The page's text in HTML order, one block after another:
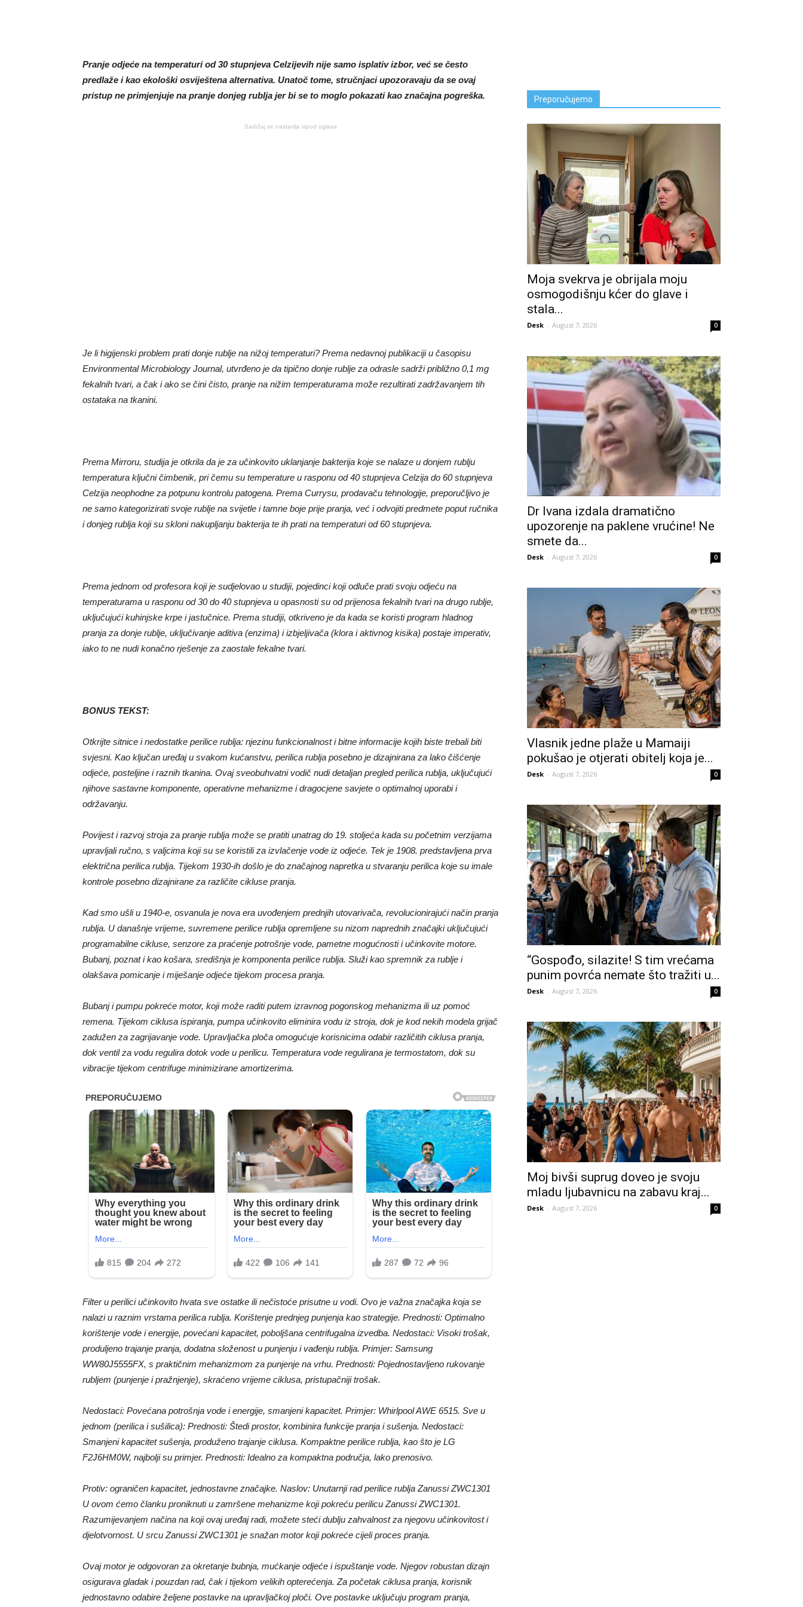
Pranje odjeće na temperaturi od 30 stupnjeva Celzijevih nije samo isplativ izbor, već se često
predlaže i kao ekološki osviještena alternativa. Unatoč tome, stručnjaci upozoravaju da se ovaj
pristup ne primjenjuje na pranje donjeg rublja jer bi se to moglo pokazati kao značajna pogreška.
Sadržaj se nastavlja ispod oglasa
Je li higijenski problem prati donje rublje na nižoj temperaturi? Prema nedavnoj publikaciji u časopisu
Environmental Microbiology Journal, utvrđeno je da tipično donje rublje za odrasle sadrži približno 0,1 mg
fekalnih tvari, a čak i ako se čini čisto, pranje na nižim temperaturama može rezultirati zadržavanjem tih
ostataka na tkanini.
Prema Mirroru, studija je otkrila da je za učinkovito uklanjanje bakterija koje se nalaze u donjem rublju
temperatura ključni čimbenik, pri čemu su temperature u rasponu od 40 stupnjeva Celzija do 60 stupnjeva
Celzija neophodne za potpunu kontrolu patogena. Prema Currysu, prodavaču tehnologije, preporučljivo je
ne samo kategorizirati svoje rublje na svijetle i tamne boje prije pranja, već i odvojiti predmete poput ručnika
i donjeg rublja koji su skloni nakupljanju bakterija te ih prati na temperaturi od 60 stupnjeva.
Prema jednom od profesora koji je sudjelovao u studiji, pojedinci koji odluče prati svoju odjeću na
temperaturama u rasponu od 30 do 40 stupnjeva u opasnosti su od prijenosa fekalnih tvari na drugo rublje,
uključujući kuhinjske krpe i jastučnice. Prema studiji, otkriveno je da kada se koristi program hladnog
pranja za donje rublje, uključivanje aditiva (enzima) i izbjeljivača (klora i aktivnog kisika) postaje imperativ,
iako to ne nudi konačno rješenje za zaostale fekalne tvari.
BONUS TEKST:
Otkrijte sitnice i nedostatke perilice rublja: njezinu funkcionalnost i bitne informacije kojih biste trebali biti
svjesni. Kao ključan uređaj u svakom kućanstvu, perilica rublja posebno je dizajnirana za lako čišćenje
odjeće, posteljine i raznih tkanina. Ovaj sveobuhvatni vodič nudi detaljan pregled perilica rublja, uključujući
njihove sastavne komponente, operativne mehanizme i dragocjene savjete o optimalnoj uporabi i
održavanju.
Povijest i razvoj stroja za pranje rublja može se pratiti unatrag do 19. stoljeća kada su početnim verzijama
upravljali ručno, s valjcima koji su se koristili za izvlačenje vode iz odjeće. Tek je 1908. predstavljena prva
električna perilica rublja. Tijekom 1930-ih došlo je do značajnog napretka u stvaranju perilica koje su imale
kontrole posebno dizajnirane za različite cikluse pranja.
Kad smo ušli u 1940-e, osvanula je nova era uvođenjem prednjih utovarivača, revolucionirajući način pranja
rublja. U današnje vrijeme, suvremene perilice rublja opremljene su nizom naprednih značajki uključujući
programabilne cikluse, senzore za praćenje potrošnje vode, pametne mogućnosti i učinkovite motore.
Bubanj, poznat i kao košara, središnja je komponenta perilice rublja. Služi kao spremnik za rublje i
olakšava pomicanje i miješanje odjeće tijekom procesa pranja.
Bubanj i pumpu pokreće motor, koji može raditi putem izravnog pogonskog mehanizma ili uz pomoć
remena. Tijekom ciklusa ispiranja, pumpa učinkovito eliminira vodu iz stroja, dok je kod nekih modela grijač
zadužen za zagrijavanje vode. Upravljačka ploča omogućuje korisnicima odabir različitih ciklusa pranja,
dok ventil za vodu regulira dotok vode u perilicu. Temperatura vode regulirana je termostatom, dok su
vibracije tijekom centrifuge minimizirane amortizerima.
Filter u perilici učinkovito hvata sve ostatke ili nečistoće prisutne u vodi. Ovo je važna značajka koja se
nalazi u raznim vrstama perilica rublja. Korištenje prednjeg punjenja kao strategije. Prednosti: Optimalno
korištenje vode i energije, povećani kapacitet, poboljšana centrifugalna izvedba. Nedostaci: Visoki trošak,
produljeno trajanje pranja, dodatna složenost u punjenju i vađenju rublja. Primjer: Samsung
WW80J5555FX, s praktičnim mehanizmom za punjenje na vrhu. Prednosti: Pojednostavljeno rukovanje
rubljem (punjenje i pražnjenje), skraćeno vrijeme ciklusa, pristupačniji trošak.
Nedostaci: Povećana potrošnja vode i energije, smanjeni kapacitet. Primjer: Whirlpool AWE 6515. Sve u
jednom (perilica i sušilica): Prednosti: Štedi prostor, kombinira funkcije pranja i sušenja. Nedostaci:
Smanjeni kapacitet sušenja, produženo trajanje ciklusa. Kompaktne perilice rublja, kao što je LG
F2J6HM0W, najbolji su primjer. Prednosti: Idealno za kompaktna područja, lako prenosivo.
Protiv: ograničen kapacitet, jednostavne značajke. Naslov: Unutarnji rad perilice rublja Zanussi ZWC1301
U ovom ćemo članku proniknuti u zamršene mehanizme koji pokreću perilicu Zanussi ZWC1301.
Razumijevanjem načina na koji ovaj uređaj radi, možete steći dublju zahvalnost za njegovu učinkovitost i
djelotvornost. U srcu Zanussi ZWC1301 je snažan motor koji pokreće cijeli proces pranja.
Ovaj motor je odgovoran za okretanje bubnja, mućkanje odjeće i ispuštanje vode. Njegov robustan dizajn
osigurava gladak i pouzdan rad, čak i tijekom velikih opterećenja. Za početak ciklusa pranja, korisnik
jednostavno odabire željene postavke na upravljačkoj ploči. Ove postavke uključuju program pranja,
Preporučujemo
Moja svekrva je obrijala moju
osmogodišnju kćer do glave i
stala...
Desk - August 7, 2026 0
Dr Ivana izdala dramatično
upozorenje na paklene vrućine! Ne
smete da...
Desk - August 7, 2026 0
Vlasnik jedne plaže u Mamaiji
pokušao je otjerati obitelj koja je...
Desk - August 7, 2026 0
“Gospođo, silazite! S tim vrećama
punim povrća nemate što tražiti u...
Desk - August 7, 2026 0
Moj bivši suprug doveo je svoju
mladu ljubavnicu na zabavu kraj...
Desk - August 7, 2026 0